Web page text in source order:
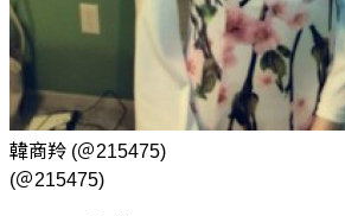
韓商羚 (＠215475)
(＠215475)